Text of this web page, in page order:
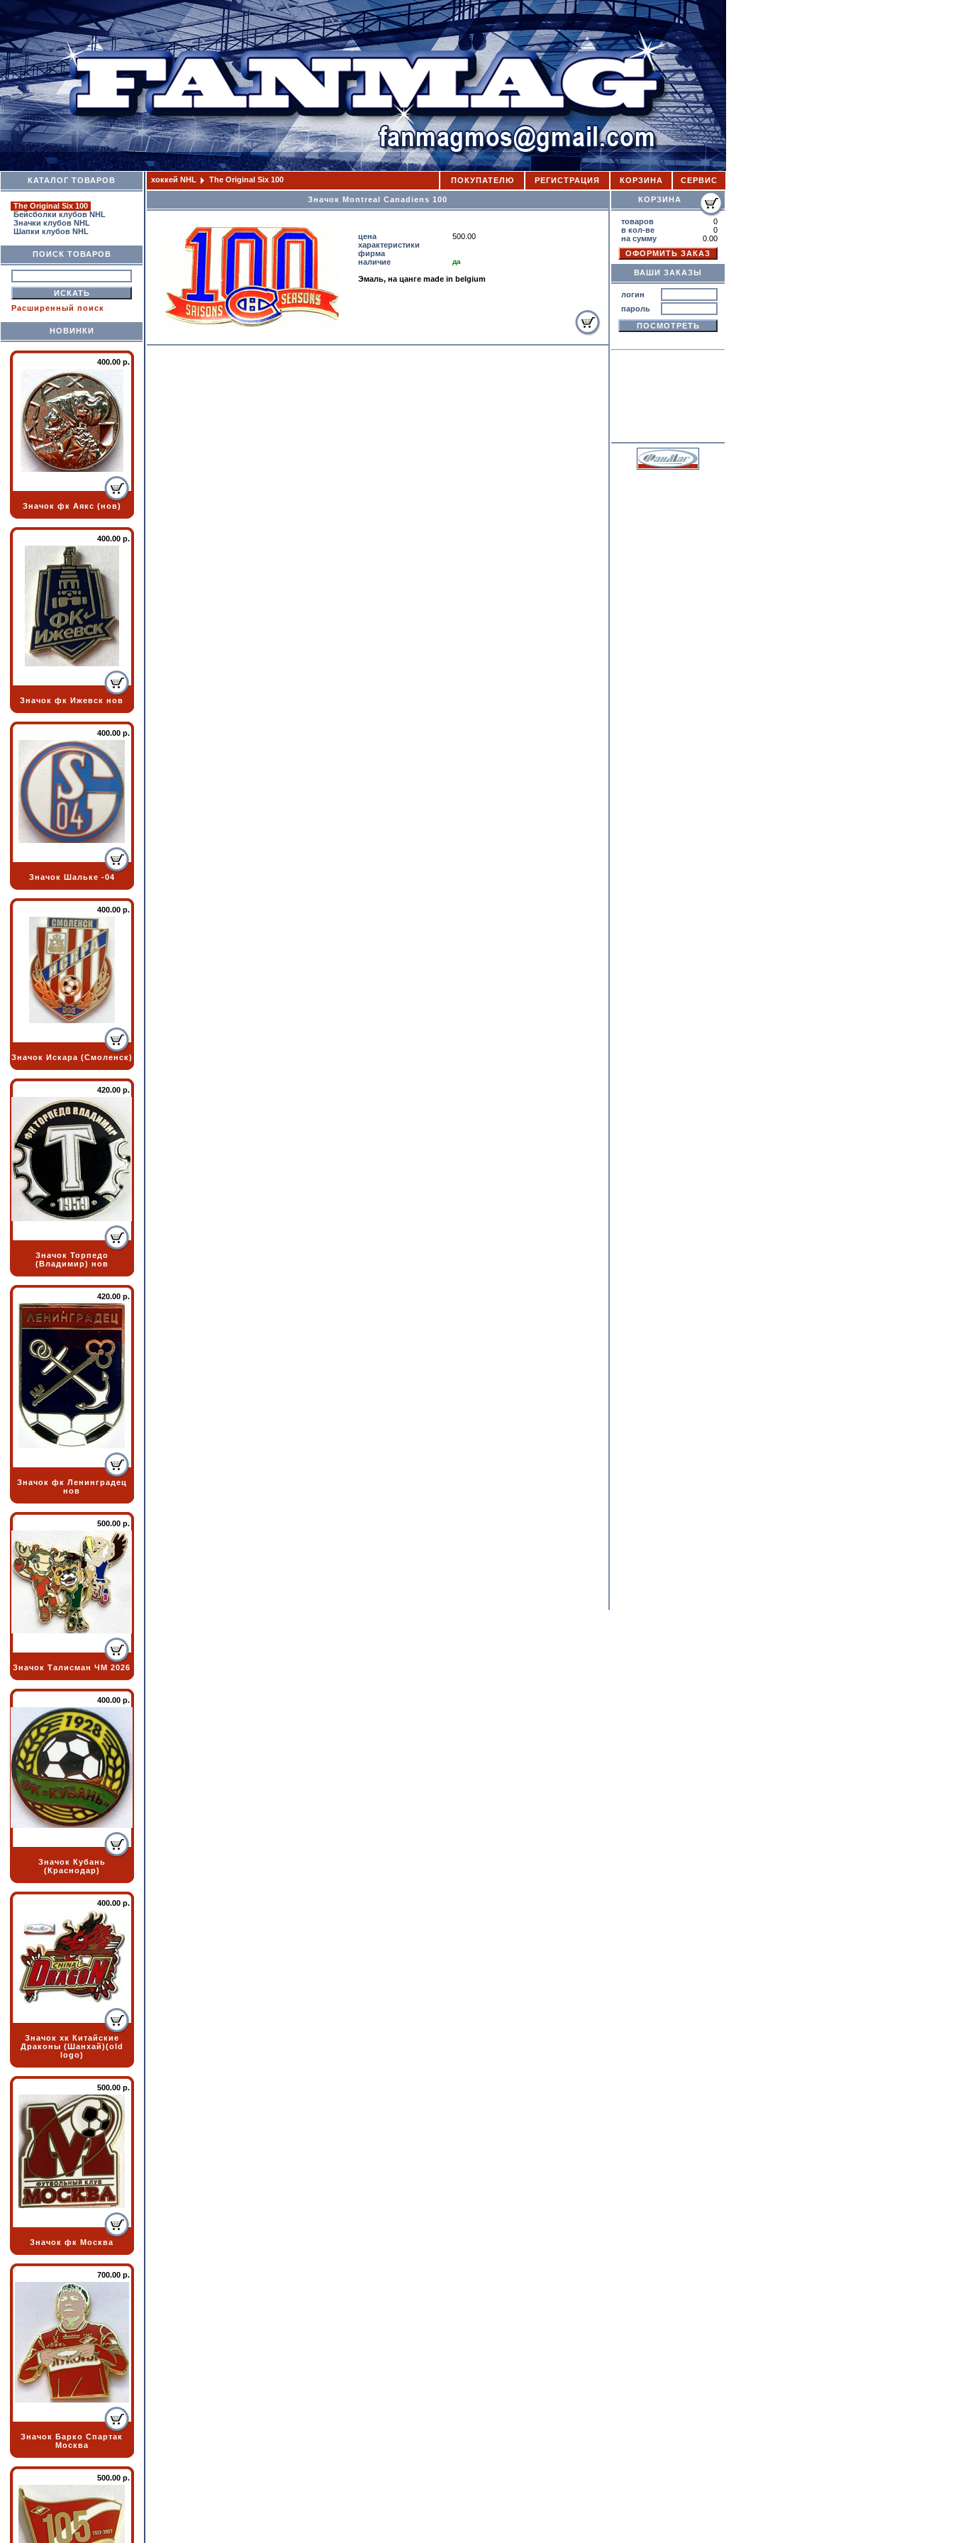
КАТАЛОГ ТОВАРОВ
The Original Six 100
Бейсболки клубов NHL
Значки клубов NHL
Шапки клубов NHL
ПОИСК ТОВАРОВ
Расширенный поиск
НОВИНКИ
400.00 р.
Значок фк Аякс (нов)
400.00 р.
Значок фк Ижевск нов
400.00 р.
Значок Шальке -04
400.00 р.
Значок Искара (Смоленск)
420.00 р.
Значок Торпедо
(Владимир) нов
420.00 р.
Значок фк Ленинградец
нов
500.00 р.
Значок Талисман ЧМ 2026
400.00 р.
Значок Кубань
(Краснодар)
400.00 р.
Значок хк Китайские
Драконы (Шанхай)(old
logo)
500.00 р.
Значок фк Москва
700.00 р.
Значок Барко Спартак
Москва
500.00 р.
хоккей NHL The Original Six 100 ПОКУПАТЕЛЮ РЕГИСТРАЦИЯ КОРЗИНА СЕРВИС
Значок Montreal Canadiens 100
цена
500.00
характеристики
фирма
наличие
да
Эмаль, на цанге made in belgium
КОРЗИНА
товаров
0
в кол-ве
0
на сумму
0.00
ВАШИ ЗАКАЗЫ
логин
пароль